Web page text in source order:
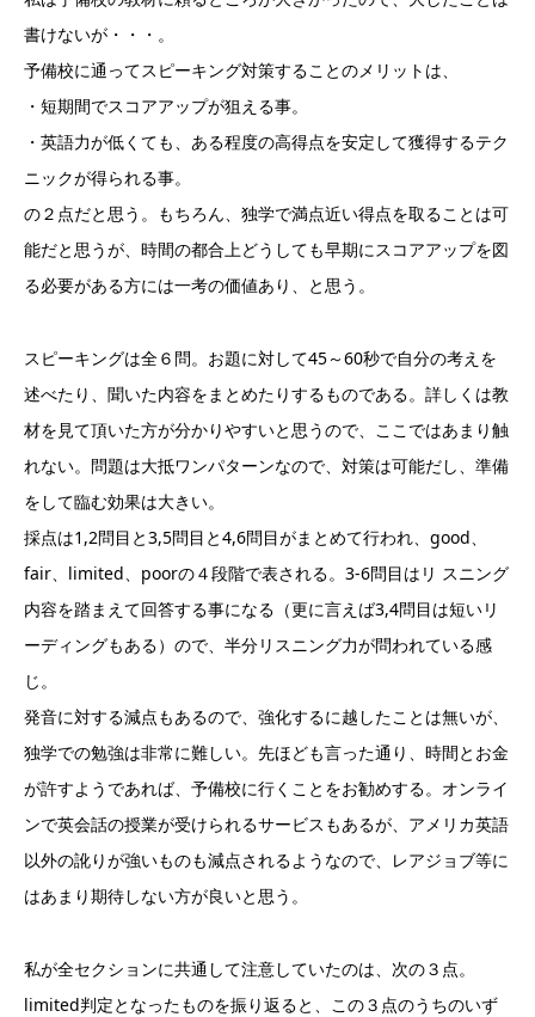
書けないが・・・。
予備校に通ってスピーキング対策することのメリットは、
・短期間でスコアアップが狙える事。
・英語力が低くても、ある程度の高得点を安定して獲得するテク
ニックが得られる事。
の２点だと思う。もちろん、独学で満点近い得点を取ることは可
能だと思うが、時間の都合上どうしても早期にスコアアップを図
る必要がある方には一考の価値あり、と思う。
スピーキングは全６問。お題に対して45～60秒で自分の考えを
述べたり、聞いた内容をまとめたりするものである。詳しくは教
材を見て頂いた方が分かりやすいと思うので、ここではあまり触
れない。問題は大抵ワンパターンなので、対策は可能だし、準備
をして臨む効果は大きい。
採点は1,2問目と3,5問目と4,6問目がまとめて行われ、good、
fair、limited、poorの４段階で表される。3-6問目はリ スニング
内容を踏まえて回答する事になる（更に言えば3,4問目は短いリ
ーディングもある）ので、半分リスニング力が問われている感
じ。
発音に対する減点もあるので、強化するに越したことは無いが、
独学での勉強は非常に難しい。先ほども言った通り、時間とお金
が許すようであれば、予備校に行くことをお勧めする。オンライ
ンで英会話の授業が受けられるサービスもあるが、アメリカ英語
以外の訛りが強いものも減点されるようなので、レアジョブ等に
はあまり期待しない方が良いと思う。
私が全セクションに共通して注意していたのは、次の３点。
limited判定となったものを振り返ると、この３点のうちのいず